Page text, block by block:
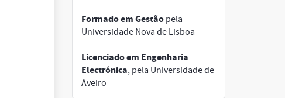
Formado em Gestãopela
Universidade Nova de Lisboa
Licenciado em Engenharia
Electrónica, pela Universidade de
Aveiro